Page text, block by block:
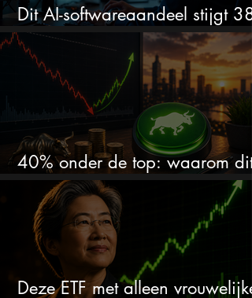
Dit AI-softwareaandeel stijgt
en zet de SaaS-crash op zijn
40% onder de top: waarom dit
aandeel weer interessant wordt
Deze ETF met alleen vrouwelijke